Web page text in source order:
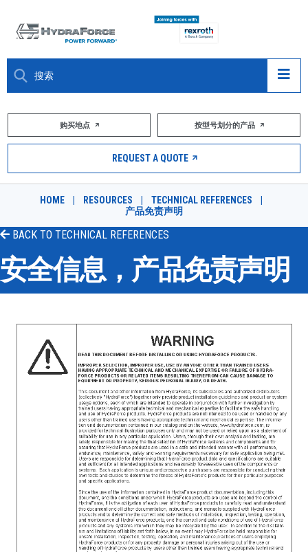
大约关于
市场
DESIGN TOOLS
购买地点
按型号划分的产品
REQUEST A QUOTE
购买地点 按型号划分的产品
REQUEST A QUOTE
HOME RESOURCES TECHNICAL REFERENCES
产品免责声明
BACK TO TECHNICAL REFERENCES
安全信息，产品免责声明